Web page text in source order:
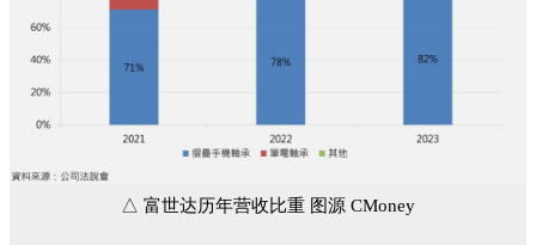
△ 富世达历年营收比重 图源 CMoney